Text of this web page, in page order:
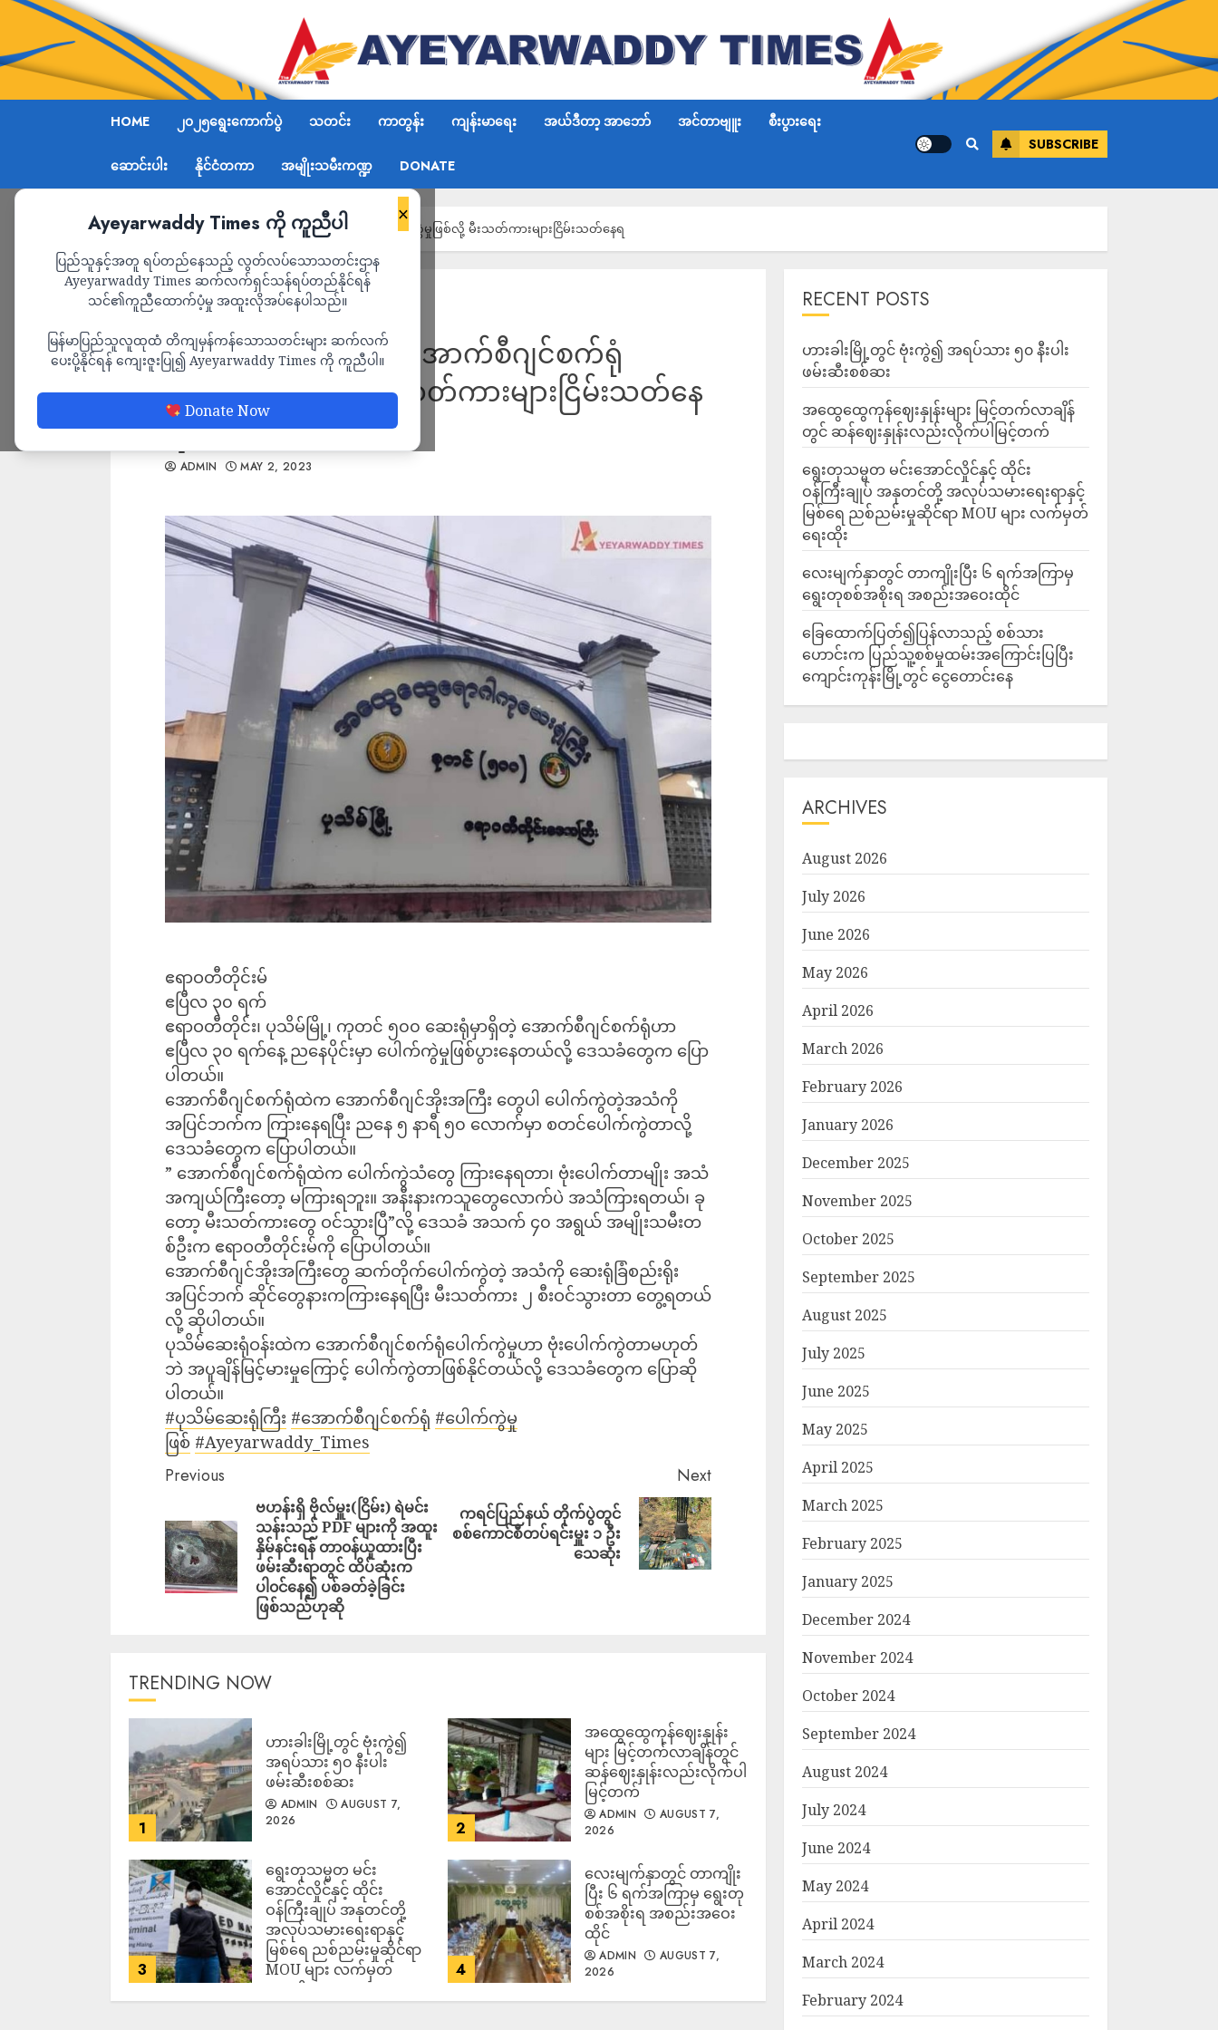
HOME ၂၀၂၅ရွေးကောက်ပွဲ သတင်း ကာတွန်း ကျန်းမာရေး အယ်ဒီတာ့ အာဘော် အင်တာဗျူး စီးပွားရေး
ဆောင်းပါး နိုင်ငံတကာ အမျိုးသမီးကဏ္ဍ DONATE
SUBSCRIBE
×
Ayeyarwaddy Times ကို ကူညီပါ
ပြည်သူနှင့်အတူ ရပ်တည်နေသည့် လွတ်လပ်သောသတင်းဌာန
Ayeyarwaddy Times ဆက်လက်ရှင်သန်ရပ်တည်နိုင်ရန်
သင်၏ကူညီထောက်ပံ့မှု အထူးလိုအပ်နေပါသည်။
မြန်မာပြည်သူလူထုထံ တိကျမှန်ကန်သောသတင်းများ ဆက်လက်
ပေးပို့နိုင်ရန် ကျေးဇူးပြု၍ Ayeyarwaddy Times ကို ကူညီပါ။
Donate Now
Home ပုသိမ်ဆေးရုံတွင်းက အောက်စီဂျင်စက်ရုံပေါက်ကွဲမှုဖြစ်လို့ မီးသတ်ကားများငြိမ်းသတ်နေရ
သတင်း
ပုသိမ်ဆေးရုံတွင်းက အောက်စီဂျင်စက်ရုံ
ပေါက်ကွဲမှုဖြစ်လို့ မီးသတ်ကားများငြိမ်းသတ်နေ
ရ
ADMIN MAY 2, 2023
ဧရာဝတီတိုင်းမ်
ဧပြီလ ၃၀ ရက်
ဧရာဝတီတိုင်း၊ ပုသိမ်မြို့၊ ကုတင် ၅၀၀ ဆေးရုံမှာရှိတဲ့ အောက်စီဂျင်စက်ရုံဟာ
ဧပြီလ ၃၀ ရက်နေ့ ညနေပိုင်းမှာ ပေါက်ကွဲမှုဖြစ်ပွားနေတယ်လို့ ဒေသခံတွေက ပြော
ပါတယ်။
အောက်စီဂျင်စက်ရုံထဲက အောက်စီဂျင်အိုးအကြီး တွေပါ ပေါက်ကွဲတဲ့အသံကို
အပြင်ဘက်က ကြားနေရပြီး ညနေ ၅ နာရီ ၅၀ လောက်မှာ စတင်ပေါက်ကွဲတာလို့
ဒေသခံတွေက ပြောပါတယ်။
” အောက်စီဂျင်စက်ရုံထဲက ပေါက်ကွဲသံတွေ ကြားနေရတာ၊ ဗုံးပေါက်တာမျိုး အသံ
အကျယ်ကြီးတော့ မကြားရဘူး။ အနီးနားကသူတွေလောက်ပဲ အသံကြားရတယ်၊ ခု
တော့ မီးသတ်ကားတွေ ဝင်သွားပြီ”လို့ ဒေသခံ အသက် ၄၀ အရွယ် အမျိုးသမီးတ
စ်ဦးက ဧရာဝတီတိုင်းမ်ကို ပြောပါတယ်။
အောက်စီဂျင်အိုးအကြီးတွေ ဆက်တိုက်ပေါက်ကွဲတဲ့ အသံကို ဆေးရုံခြံစည်းရိုး
အပြင်ဘက် ဆိုင်တွေနားကကြားနေရပြီး မီးသတ်ကား ၂ စီးဝင်သွားတာ တွေ့ရတယ်
လို့ ဆိုပါတယ်။
ပုသိမ်ဆေးရုံဝန်းထဲက အောက်စီဂျင်စက်ရုံပေါက်ကွဲမှုဟာ ဗုံးပေါက်ကွဲတာမဟုတ်
ဘဲ အပူချိန်မြင့်မားမှုကြောင့် ပေါက်ကွဲတာဖြစ်နိုင်တယ်လို့ ဒေသခံတွေက ပြောဆို
ပါတယ်။
#ပုသိမ်ဆေးရုံကြီး #အောက်စီဂျင်စက်ရုံ #ပေါက်ကွဲမှု
ဖြစ် #Ayeyarwaddy_Times
Previous
ဗဟန်းရှိ ဗိုလ်မှူး(ငြိမ်း) ရဲမင်း
သန်းသည် PDF များကို အထူး
နှိမ်နင်းရန် တာ၀န်ယူထားပြီး
ဖမ်းဆီးရာတွင် ထိပ်ဆုံးက
ပါ၀င်နေ၍ ပစ်ခတ်ခဲ့ခြင်း
ဖြစ်သည်ဟုဆို
Next
ကရင်ပြည်နယ် တိုက်ပွဲတွင်
စစ်ကောင်စီတပ်ရင်းမှူး ၁ ဦး
သေဆုံး
TRENDING NOW
1
ဟားခါးမြို့တွင် ဗုံးကွဲ၍
အရပ်သား ၅၀ နီးပါး
ဖမ်းဆီးစစ်ဆး
ADMIN
AUGUST 7,
2026
2
အထွေထွေကုန်ဈေးနှုန်း
များ မြင့်တက်လာချိန်တွင်
ဆန်ဈေးနှုန်းလည်းလိုက်ပါ
မြင့်တက်
ADMIN
AUGUST 7,
2026
3
ရွေးတုသမ္မတ မင်း
အောင်လှိုင်နှင့် ထိုင်း
ဝန်ကြီးချုပ် အနုတင်တို့
အလုပ်သမားရေးရာနှင့်
မြစ်ရေ ညစ်ညမ်းမှုဆိုင်ရာ
MOU များ လက်မှတ်
ရေးထိုး
4
လေးမျက်နှာတွင် တာကျိုး
ပြီး ၆ ရက်အကြာမှ ရွေးတု
စစ်အစိုးရ အစည်းအဝေး
ထိုင်
ADMIN
AUGUST 7,
2026
RECENT POSTS
ဟားခါးမြို့တွင် ဗုံးကွဲ၍ အရပ်သား ၅၀ နီးပါး
ဖမ်းဆီးစစ်ဆး
အထွေထွေကုန်ဈေးနှုန်းများ မြင့်တက်လာချိန်
တွင် ဆန်ဈေးနှုန်းလည်းလိုက်ပါမြင့်တက်
ရွေးတုသမ္မတ မင်းအောင်လှိုင်နှင့် ထိုင်း
ဝန်ကြီးချုပ် အနုတင်တို့ အလုပ်သမားရေးရာနှင့်
မြစ်ရေ ညစ်ညမ်းမှုဆိုင်ရာ MOU များ လက်မှတ်
ရေးထိုး
လေးမျက်နှာတွင် တာကျိုးပြီး ၆ ရက်အကြာမှ
ရွေးတုစစ်အစိုးရ အစည်းအဝေးထိုင်
ခြေထောက်ပြတ်၍ပြန်လာသည့် စစ်သား
ဟောင်းက ပြည်သူ့စစ်မှုထမ်းအကြောင်းပြပြီး
ကျောင်းကုန်းမြို့တွင် ငွေတောင်းနေ
ARCHIVES
August 2026
July 2026
June 2026
May 2026
April 2026
March 2026
February 2026
January 2026
December 2025
November 2025
October 2025
September 2025
August 2025
July 2025
June 2025
May 2025
April 2025
March 2025
February 2025
January 2025
December 2024
November 2024
October 2024
September 2024
August 2024
July 2024
June 2024
May 2024
April 2024
March 2024
February 2024